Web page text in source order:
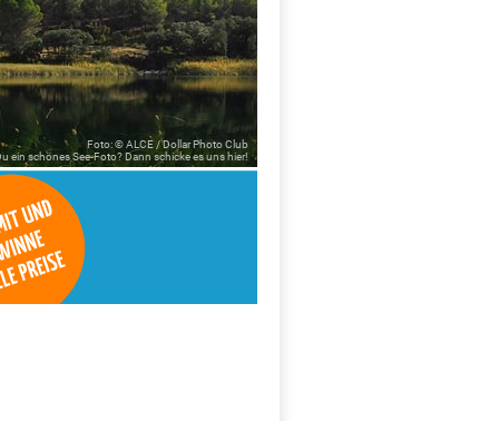
Foto: © ALCE / Dollar Photo Club
ein schönes See-Foto? Dann schicke es uns hier!